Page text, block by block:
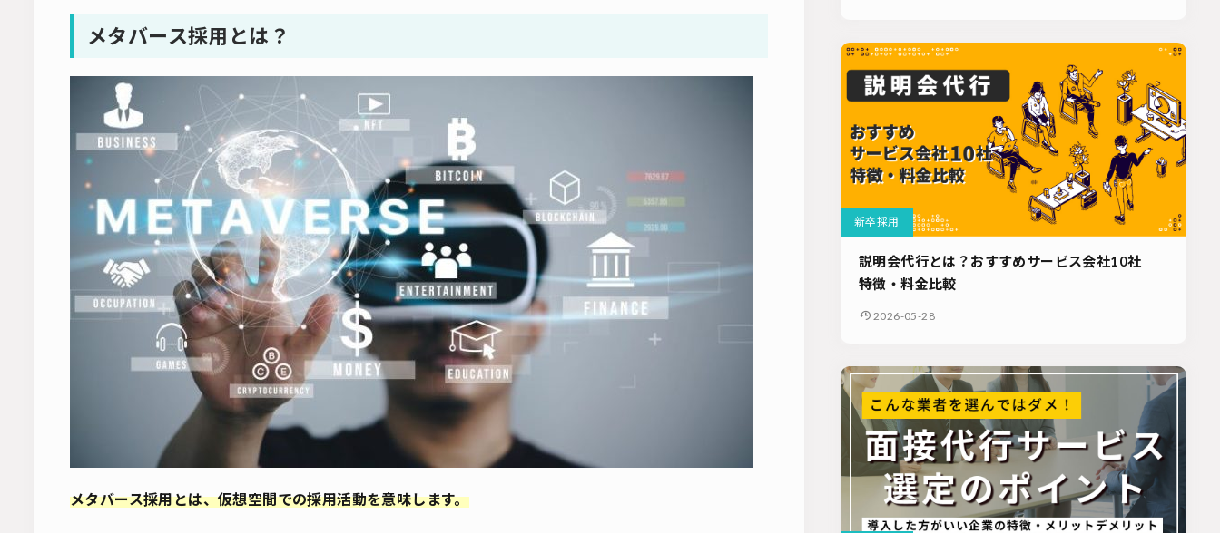
メタバース採用とは？
メタバース採用とは、仮想空間での採用活動を意味します。
新卒採用
説明会代行とは？おすすめサービス会社10社
特徴・料金比較
2026-05-28